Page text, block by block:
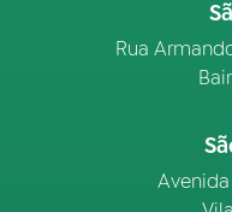
Rua
Avenida